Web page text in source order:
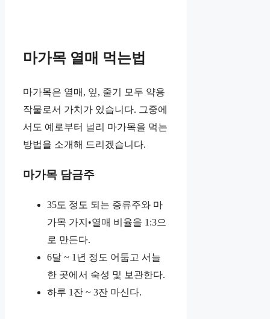
마가목 열매 먹는법
마가목은 열매, 잎, 줄기 모두 약용
작물로서 가치가 있습니다. 그중에
서도 예로부터 널리 마가목을 먹는
방법을 소개해 드리겠습니다.
마가목 담금주
35도 정도 되는 증류주와 마
가목 가지•열매 비율을 1:3으
로 만든다.
6달 ~ 1년 정도 어둡고 서늘
한 곳에서 숙성 및 보관한다.
하루 1잔 ~ 3잔 마신다.